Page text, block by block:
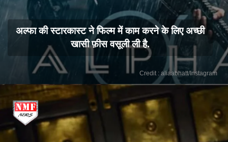
अल्फा की स्टारकास्ट ने फिल्म में काम करने के लिए अच्छी
खासी फ़ीस वसूली ली है.
Credit : aliaabhatt/Instagram